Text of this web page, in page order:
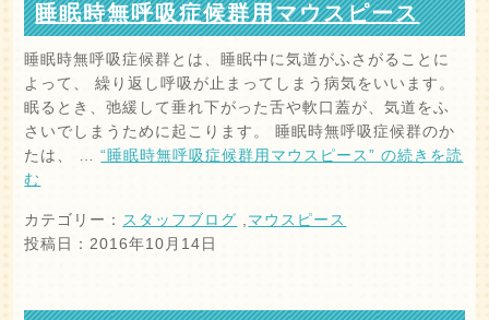
睡眠時無呼吸症候群用マウスピース
睡眠時無呼吸症候群とは、睡眠中に気道がふさがることに
よって、 繰り返し呼吸が止まってしまう病気をいいます。
眠るとき、弛緩して垂れ下がった舌や軟口蓋が、気道をふ
さいでしまうために起こります。 睡眠時無呼吸症候群のか
たは、 …“睡眠時無呼吸症候群用マウスピース” の続きを読
む
カテゴリー： スタッフブログ ,マウスピース
投稿日：2016年10月14日